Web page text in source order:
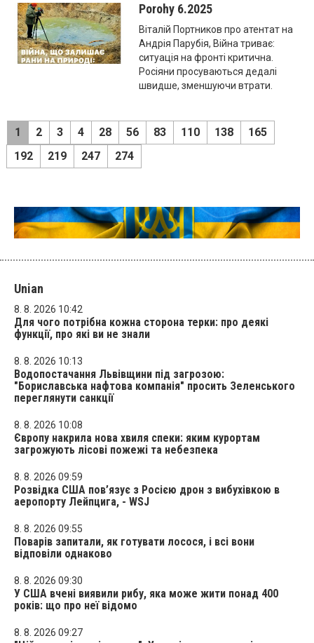
Porohy 6.2025
Віталій Портников про атентат на
Андрія Парубія, Війна триває:
ситуація на фронті критична.
Росіяни просуваються дедалі
швидше, зменшуючи втрати.
1 2 3 4 28 56 83 110 138
165
192
219 247 274
Unian
8. 8. 2026 10:42
Для чого потрібна кожна сторона терки: про деякі
функції, про які ви не знали
8. 8. 2026 10:13
Водопостачання Львівщини під загрозою:
"Бориславська нафтова компанія" просить Зеленського
переглянути санкції
8. 8. 2026 10:08
Європу накрила нова хвиля спеки: яким курортам
загрожують лісові пожежі та небезпека
8. 8. 2026 09:59
Розвідка США пов’язує з Росією дрон з вибухівкою в
аеропорту Лейпцига, - WSJ
8. 8. 2026 09:55
Поварів запитали, як готувати лосося, і всі вони
відповіли однаково
8. 8. 2026 09:30
У США вчені виявили рибу, яка може жити понад 400
років: що про неї відомо
8. 8. 2026 09:27